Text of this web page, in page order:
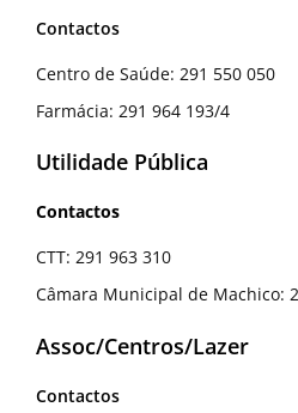
Contactos
Centro de Saúde: 291 550 050
Farmácia: 291 964 193/4
Utilidade Pública
Contactos
CTT: 291 963 310
Câmara Municipal de Machico:
Assoc/Centros/Lazer
Contactos